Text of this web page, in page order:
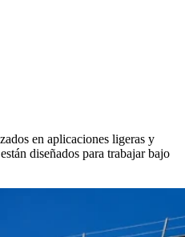
en aplicaciones ligeras y
están diseñados para trabajar bajo